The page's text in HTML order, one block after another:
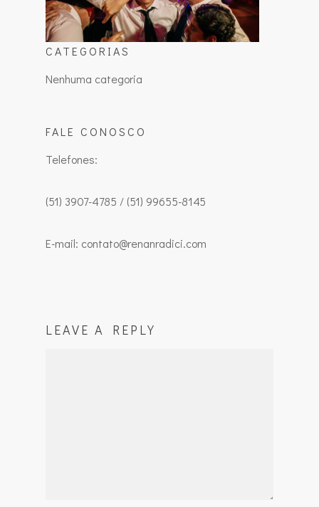
CATEGORIAS
Nenhuma categoria
FALE CONOSCO
Telefones:
(51) 3907-4785 / (51) 99655-8145
E-mail: contato@renanradici.com
LEAVE A REPLY